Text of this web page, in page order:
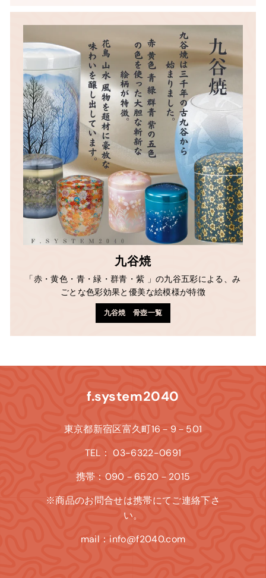
九谷焼
「赤・黄色・青・緑・群青・紫 」の九谷五彩による、み
ごとな色彩効果と優美な絵模様が特徴
九谷焼 骨壺一覧
f.system2040
東京都新宿区富久町16－9－501
TEL： 03-6322-0691
携帯：090－6520－2015
※商品のお問合せは携帯にてご連絡下さ
い。
mail：info@f2040.com